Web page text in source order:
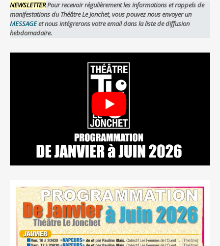
NEWSLETTERPour recevoir régulièrement les informations et rappels de
manifestations du Théâtre Le Jonchet, vous pouvez nous envoyer un
MESSAGEet nous intégrerons votre email dans la liste de diffusion
hebdomadaire.